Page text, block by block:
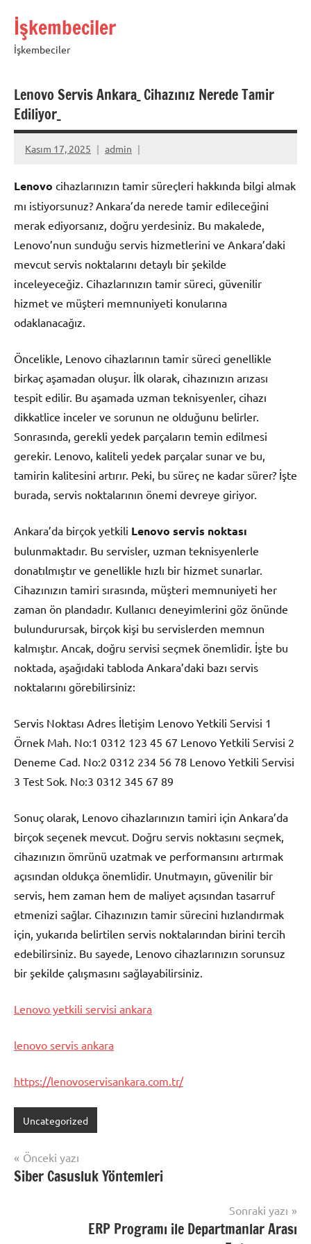
İşkembeciler
İşkembeciler
Lenovo Servis Ankara_ Cihazınız Nerede Tamir
Ediliyor_
Kasım 17, 2025 admin
Lenovo cihazlarınızın tamir süreçleri hakkında bilgi almak
mı istiyorsunuz? Ankara’da nerede tamir edileceğini
merak ediyorsanız, doğru yerdesiniz. Bu makalede,
Lenovo’nun sunduğu servis hizmetlerini ve Ankara’daki
mevcut servis noktalarını detaylı bir şekilde
inceleyeceğiz. Cihazlarınızın tamir süreci, güvenilir
hizmet ve müşteri memnuniyeti konularına
odaklanacağız.
Öncelikle, Lenovo cihazlarının tamir süreci genellikle
birkaç aşamadan oluşur. İlk olarak, cihazınızın arızası
tespit edilir. Bu aşamada uzman teknisyenler, cihazı
dikkatlice inceler ve sorunun ne olduğunu belirler.
Sonrasında, gerekli yedek parçaların temin edilmesi
gerekir. Lenovo, kaliteli yedek parçalar sunar ve bu,
tamirin kalitesini artırır. Peki, bu süreç ne kadar sürer? İşte
burada, servis noktalarının önemi devreye giriyor.
Ankara’da birçok yetkili Lenovo servis noktası
bulunmaktadır. Bu servisler, uzman teknisyenlerle
donatılmıştır ve genellikle hızlı bir hizmet sunarlar.
Cihazınızın tamiri sırasında, müşteri memnuniyeti her
zaman ön plandadır. Kullanıcı deneyimlerini göz önünde
bulundurursak, birçok kişi bu servislerden memnun
kalmıştır. Ancak, doğru servisi seçmek önemlidir. İşte bu
noktada, aşağıdaki tabloda Ankara’daki bazı servis
noktalarını görebilirsiniz:
Servis Noktası Adres İletişim Lenovo Yetkili Servisi 1
Örnek Mah. No:1 0312 123 45 67 Lenovo Yetkili Servisi 2
Deneme Cad. No:2 0312 234 56 78 Lenovo Yetkili Servisi
3 Test Sok. No:3 0312 345 67 89
Sonuç olarak, Lenovo cihazlarınızın tamiri için Ankara’da
birçok seçenek mevcut. Doğru servis noktasını seçmek,
cihazınızın ömrünü uzatmak ve performansını artırmak
açısından oldukça önemlidir. Unutmayın, güvenilir bir
servis, hem zaman hem de maliyet açısından tasarruf
etmenizi sağlar. Cihazınızın tamir sürecini hızlandırmak
için, yukarıda belirtilen servis noktalarından birini tercih
edebilirsiniz. Bu sayede, Lenovo cihazlarınızın sorunsuz
bir şekilde çalışmasını sağlayabilirsiniz.
Lenovo yetkili servisi ankara
lenovo servis ankara
https://lenovoservisankara.com.tr/
Uncategorized
Yazı
gezinmesi
Önceki yazı
Siber Casusluk Yöntemleri
Sonraki yazı
ERP Programı ile Departmanlar Arası